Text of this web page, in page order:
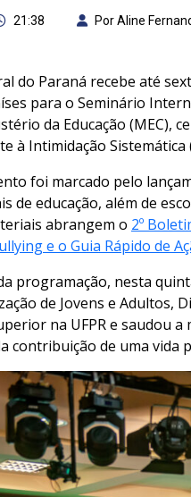
21:38 Por Aline
do Paraná recebe até
para o Seminário
da Educação (MEC),
à Intimidação Sistemática
foi marcado pelo
de educação, além de
abrangem o 2º
e o Guia Rápido de
programação, nesta
de Jovens e Adultos,
na UFPR e saudou
contribuição de uma vida